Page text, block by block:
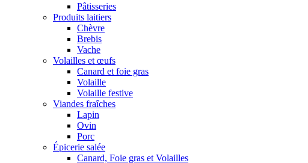
Pâtisseries
Produits laitiers
Chèvre
Brebis
Vache
Volailles et œufs
Canard et foie gras
Volaille
Volaille festive
Viandes fraîches
Lapin
Ovin
Porc
Épicerie salée
Canard, Foie gras et Volailles